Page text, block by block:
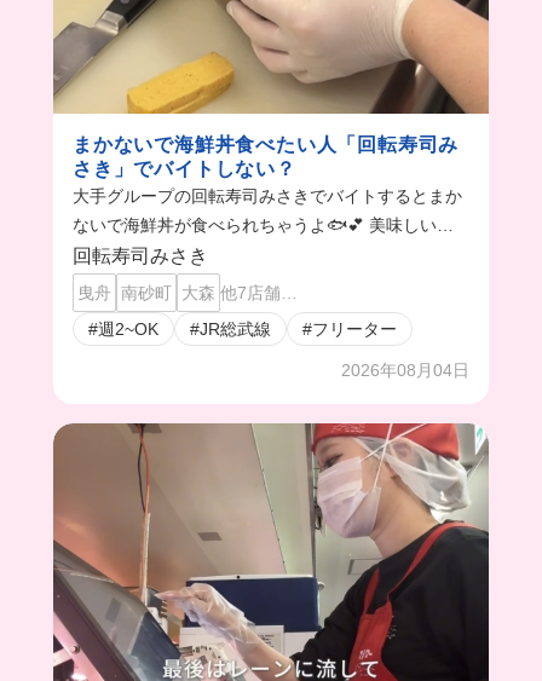
まかないで海鮮丼食べたい人「回転寿司み
さき」でバイトしない？
大手グループの回転寿司みさきでバイトするとまか
ないで海鮮丼が食べられちゃうよ🐟💕 美味しいま
かないができるまでの一部始終が見れるよ👀
回転寿司みさき
曳舟 南砂町 大森 他7店舗…
#週2~OK
#JR総武線 #フリーター
2026年08月04日